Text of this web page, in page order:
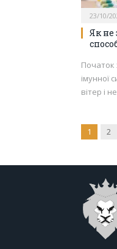
23/10/
Як не
Початок
імунної
вітер і
1 2